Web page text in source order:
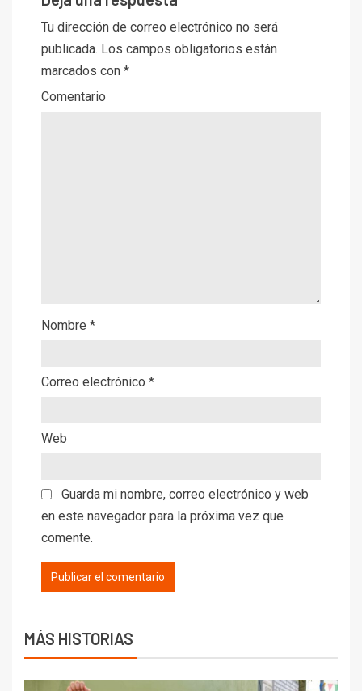
Tu dirección de correo electrónico no será
publicada. Los campos obligatorios están
marcados con *
Comentario
Nombre *
Correo electrónico *
Web
Guarda mi nombre, correo electrónico y web
en este navegador para la próxima vez que
comente.
MÁS HISTORIAS